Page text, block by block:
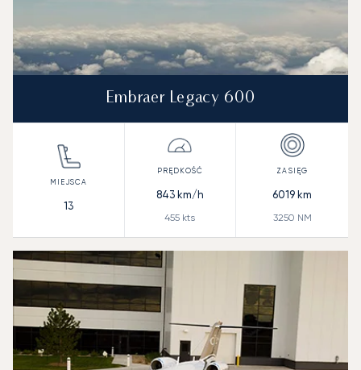
Embraer Legacy 600
13
843km/h
455 kts
6019 km
3250 NM